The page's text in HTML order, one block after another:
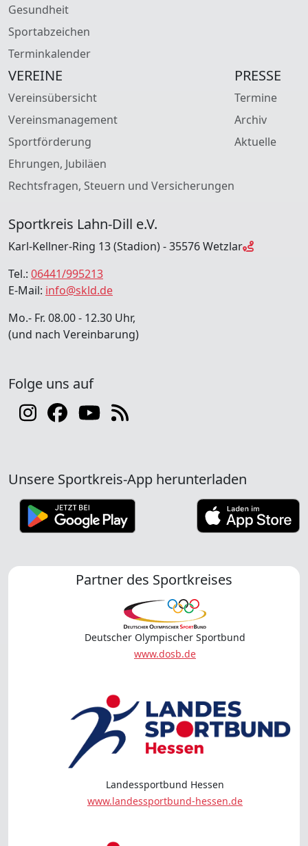
Gesundheit
Sportabzeichen
Terminkalender
VEREINE
Vereinsübersicht
Vereinsmanagement
Sportförderung
Ehrungen, Jubiläen
Rechtsfragen, Steuern und Versicherungen
PRESSE
Termine
Archiv
Aktuelle
Sportkreis Lahn-Dill e.V.
Karl-Kellner-Ring 13 (Stadion) - 35576 Wetzlar
Tel.: 06441/995213
E-Mail: info@skld.de
Mo.- Fr. 08.00 - 12.30 Uhr,
(und nach Vereinbarung)
Folge uns auf
Unsere Sportkreis-App herunterladen
Partner des Sportkreises
Deutscher Olympischer Sportbund
www.dosb.de
Landessportbund Hessen
www.landessportbund-hessen.de